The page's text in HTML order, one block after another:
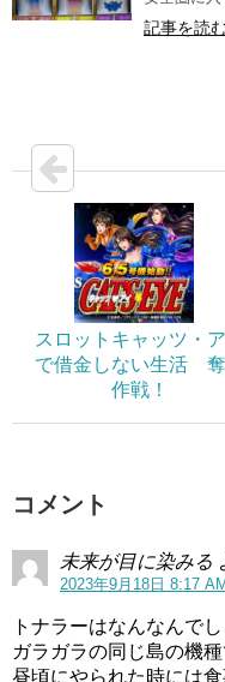
記事を読
スロットキャッツ・
で借金しない生活
作戦！
コメント
未来が目に染みる
2023年9月18日 8:17 AM
トナラーはなんなんで
ガラガラの同じ島の機
昼頃にやられた時には